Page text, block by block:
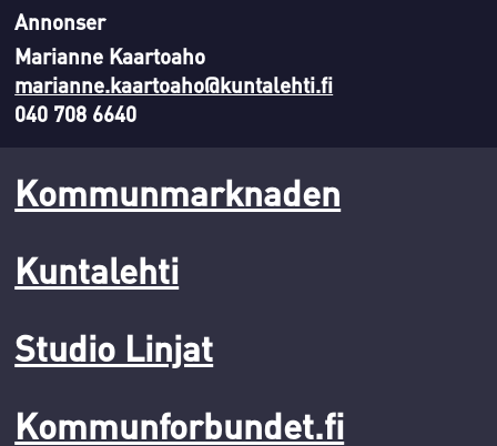
Annonser
Marianne Kaartoaho
marianne.kaartoaho@kuntalehti.fi
040 708 6640
Kommunmarknaden
Kuntalehti
Studio Linjat
Kommunforbundet.fi